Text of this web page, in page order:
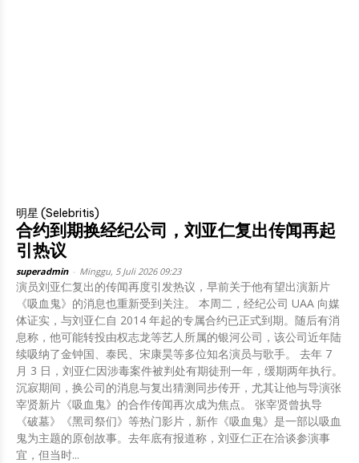
明星 (Selebritis)
合约到期换经纪公司，刘亚仁复出传闻再起
引热议
superadmin Minggu, 5 Juli 2026 09:23
演员刘亚仁复出的传闻再度引发热议，早前关于他有望出演新片
《吸血鬼》的消息也重新受到关注。 本周二，经纪公司 UAA 向媒
体证实，与刘亚仁自 2014 年起的专属合约已正式到期。随后有消
息称，他可能转投由权志龙等艺人所属的银河公司，该公司近年陆
续吸纳了金钟国、泰民、宋康昊等多位知名演员与歌手。 去年 7
月 3 日，刘亚仁因涉毒案件被判处有期徒刑一年，缓期两年执行。
沉寂期间，换公司的消息与复出猜测同步传开，尤其让他与导演张
宰贤新片《吸血鬼》的合作传闻再次成为焦点。 张宰贤曾执导
《破墓》《黑司祭们》等热门影片，新作《吸血鬼》是一部以吸血
鬼为主题的原创故事。去年底有报道称，刘亚仁正在洽谈参演事
宜，但当时...